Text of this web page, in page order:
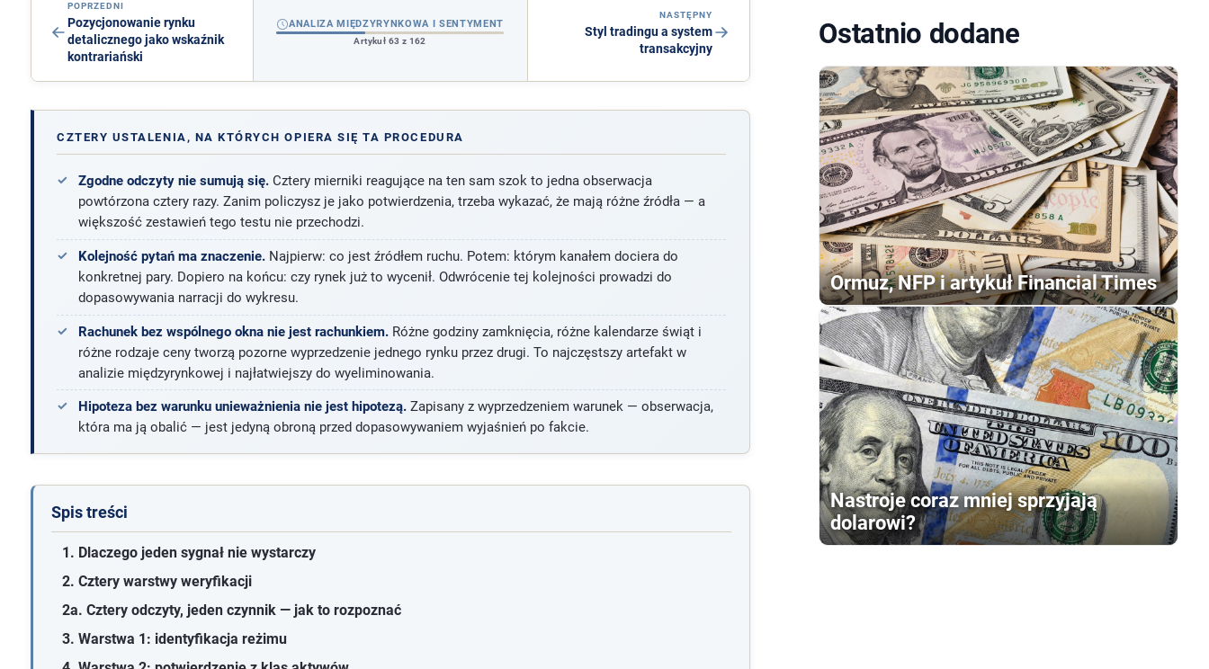
POPRZEDNI
Pozycjonowanie rynku
detalicznego jako wskaźnik
kontrariański
ANALIZA MIĘDZYRYNKOWA I SENTYMENT
Artykuł 63 z 162
NASTĘPNY
Styl tradingu a system
transakcyjny
CZTERY USTALENIA, NA KTÓRYCH OPIERA SIĘ TA PROCEDURA
Zgodne odczyty nie sumują się.Cztery mierniki reagujące na ten sam szok to jedna obserwacja
powtórzona cztery razy. Zanim policzysz je jako potwierdzenia, trzeba wykazać, że mają różne źródła — a
większość zestawień tego testu nie przechodzi.
Kolejność pytań ma znaczenie.Najpierw: co jest źródłem ruchu. Potem: którym kanałem dociera do
konkretnej pary. Dopiero na końcu: czy rynek już to wycenił. Odwrócenie tej kolejności prowadzi do
dopasowywania narracji do wykresu.
Rachunek bez wspólnego okna nie jest rachunkiem.Różne godziny zamknięcia, różne kalendarze świąt i
różne rodzaje ceny tworzą pozorne wyprzedzenie jednego rynku przez drugi. To najczęstszy artefakt w
analizie międzyrynkowej i najłatwiejszy do wyeliminowania.
Hipoteza bez warunku unieważnienia nie jest hipotezą.Zapisany z wyprzedzeniem warunek — obserwacja,
która ma ją obalić — jest jedyną obroną przed dopasowywaniem wyjaśnień po fakcie.
Spis treści
1. Dlaczego jeden sygnał nie wystarczy
2. Cztery warstwy weryfikacji
2a. Cztery odczyty, jeden czynnik — jak to rozpoznać
3. Warstwa 1: identyfikacja reżimu
Ostatnio dodane
Ormuz, NFP i artykuł Financial Times
Nastroje coraz mniej sprzyjają
dolarowi?